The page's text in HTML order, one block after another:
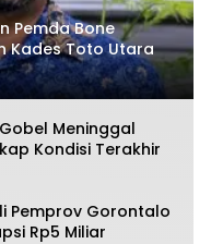
Pemda Bone
Kades Toto Utara
Meninggal
Kondisi Terakhir
Pemprov Gorontalo
Rp5 Miliar